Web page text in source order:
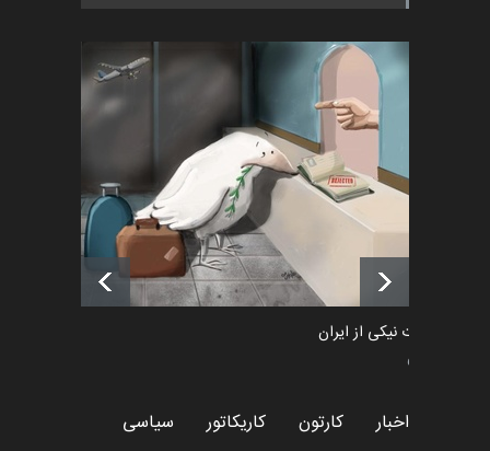
اخبار 2 ماه قبل
رویداد کارگاهی کارتون و پوستر
«ایران سربلند» به ا…
اخبار 6 ماه قبل
فراخوان رویداد کارگاهی کارتون و
پوستر "ایران سربل…
اخبار 6 ماه قبل
طراوت نیکی از ایران
سیاسی
اخبار کارتون کاریکاتور سیاسی